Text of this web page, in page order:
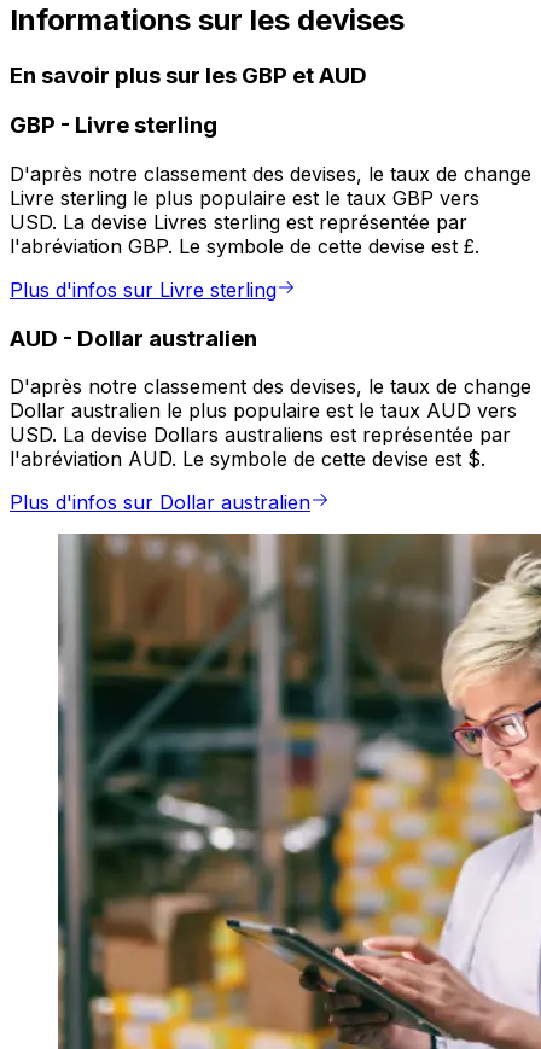
Informations sur les devises
En savoir plus sur les GBP et AUD
GBP - Livre sterling
D'après notre classement des devises, le taux de change
Livre sterling le plus populaire est le taux GBP vers
USD. La devise Livres sterling est représentée par
l'abréviation GBP. Le symbole de cette devise est £.
Plus d'infos sur Livre sterling
AUD - Dollar australien
D'après notre classement des devises, le taux de change
Dollar australien le plus populaire est le taux AUD vers
USD. La devise Dollars australiens est représentée par
l'abréviation AUD. Le symbole de cette devise est $.
Plus d'infos sur Dollar australien